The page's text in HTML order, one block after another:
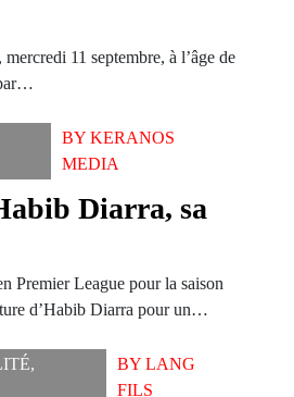
11 septembre, à l’âge de
BY KERANOS
MEDIA
Diarra, sa
Premier League pour la saison
d’Habib Diarra pour un…
,
BYLANG
FILS